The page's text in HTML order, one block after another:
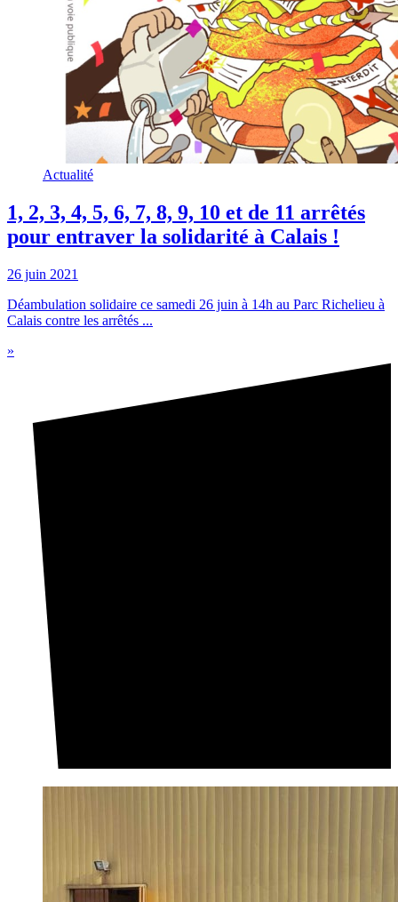
Actualité
1, 2, 3, 4, 5, 6, 7, 8, 9, 10 et de 11 arrêtés
pour entraver la solidarité à Calais !
26 juin 2021
Déambulation solidaire ce samedi 26 juin à 14h au Parc Richelieu à
Calais contre les arrêtés ...
»